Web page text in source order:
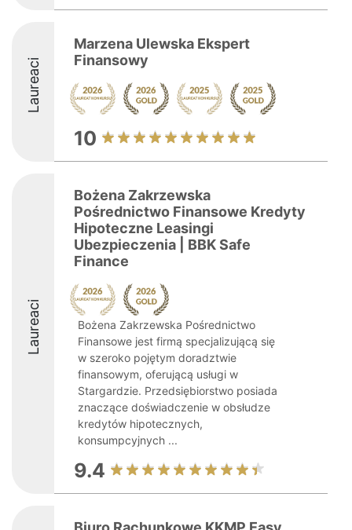
Laureaci
Marzena Ulewska Ekspert
Finansowy
10
Laureaci
Bożena Zakrzewska
Pośrednictwo Finansowe Kredyty
Hipoteczne Leasingi
Ubezpieczenia | BBK Safe
Finance
Bożena Zakrzewska Pośrednictwo
Finansowe jest firmą specjalizującą się
w szeroko pojętym doradztwie
finansowym, oferującą usługi w
Stargardzie. Przedsiębiorstwo posiada
znaczące doświadczenie w obsłudze
kredytów hipotecznych,
konsumpcyjnych ...
9.4